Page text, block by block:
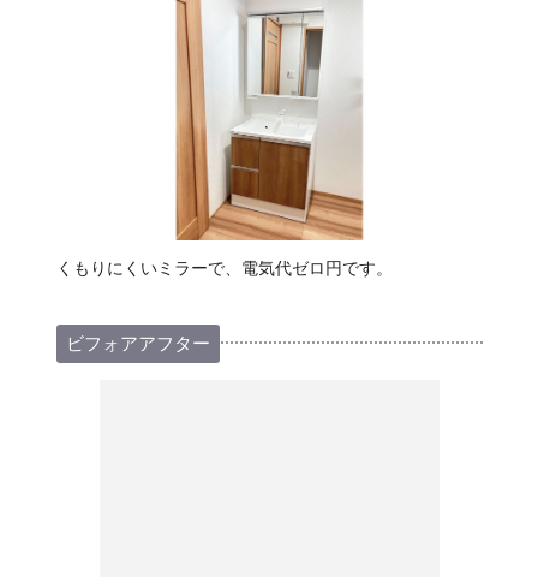
くもりにくいミラーで、電気代ゼロ円です。
ビフォアアフター